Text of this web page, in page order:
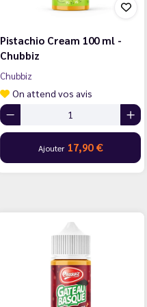
Pistachio Cream 100 ml -
Chubbiz
Chubbiz
On attend vos avis
Ajouter 17,90 €